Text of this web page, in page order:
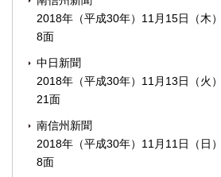
2018年（平成30年）11月15日（木）
8面
中日新聞
2018年（平成30年）11月13日（火）
21面
南信州新聞
2018年（平成30年）11月11日（日）
8面